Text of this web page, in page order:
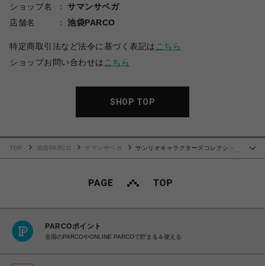
ショップ名
サマンサベガ
店舗名
池袋PARCO
特定商取引法など法令に基づく表記は こちら
ショップお問い合わせは こちら
SHOP TOP
TOP 池袋PARCO サマンサベガ
サンリオキャラクターズコレクション
PARCOポイント
全国のPARCOやONLINE PARCOで貯まる＆使える